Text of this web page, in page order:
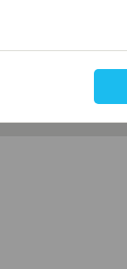
Тільки онлайн